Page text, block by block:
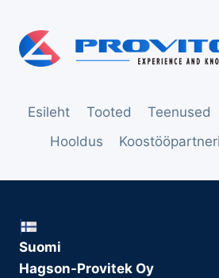
Esileht Tooted Teenused
Hooldus
Suomi
Hagson-Provitek Oy